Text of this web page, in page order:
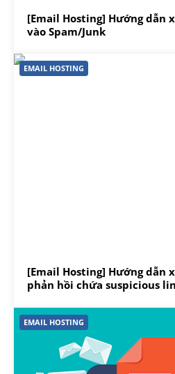
[Email Hosting] Hướng dẫn
vào Spam/Junk
EMAIL HOSTING
[Email Hosting] Hướng dẫn
phản hồi chứa suspicious
EMAIL HOSTING